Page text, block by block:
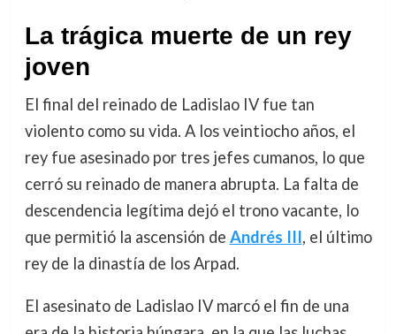
La trágica muerte de un rey
joven
El final del reinado de Ladislao IV fue tan
violento como su vida. A los veintiocho años, el
rey fue asesinado por tres jefes cumanos, lo que
cerró su reinado de manera abrupta. La falta de
descendencia legítima dejó el trono vacante, lo
que permitió la ascensión de Andrés III, el último
rey de la dinastía de los Arpad.
El asesinato de Ladislao IV marcó el fin de una